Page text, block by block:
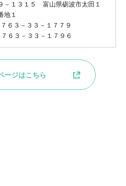
－１３１５ 富山県砺波市太田１
地１
６３－３３－１７７９
６３－３３－１７９６
ージはこちら